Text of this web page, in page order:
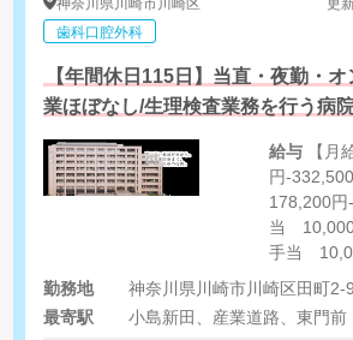
神奈川県川崎市川崎区
歯科口腔外科
更
【年間休日115日】当直・夜勤・
業ほぼなし/生理検査業務を行う病
給与
円-
178,200
当 10,000
手当
援特別手
円-12,000
勤手当
勤務地
神奈川県川崎市川崎区田町2-
最寄駅
小島新田、産業道路、東門前